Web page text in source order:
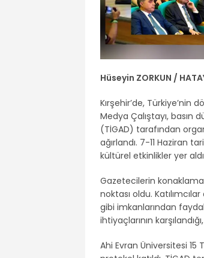
Hüseyin ZORKUN /
Kırşehir’de, Türkiye’nin
Medya Çalıştayı, basın
(TİGAD) tarafından
ağırlandı. 7-11 Haziran
kültürel etkinlikler yer
Gazetecilerin
noktası oldu.
gibi imkanlarından
ihtiyaçlarının
Ahi Evran Üniversitesi